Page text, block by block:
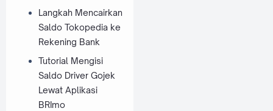
Langkah Mencairkan
Saldo Tokopedia ke
Rekening Bank
Tutorial Mengisi
Saldo Driver Gojek
Lewat Aplikasi
BRImo